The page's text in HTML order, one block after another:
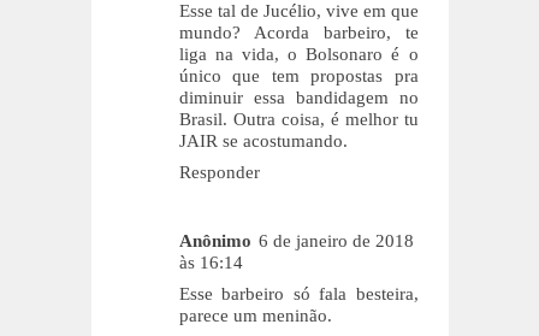
Esse tal de Jucélio, vive em que
mundo? Acorda barbeiro, te
liga na vida, o Bolsonaro é o
único que tem propostas pra
diminuir essa bandidagem no
Brasil. Outra coisa, é melhor tu
JAIR se acostumando.
Responder
Anônimo 6 de janeiro de 2018
às 16:14
Esse barbeiro só fala besteira,
parece um meninão.